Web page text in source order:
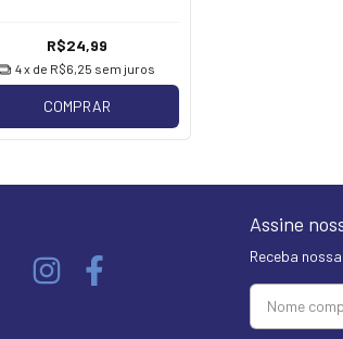
R$24,99
4x de R$6,25 sem juros
COMPRAR
Assine
Receba